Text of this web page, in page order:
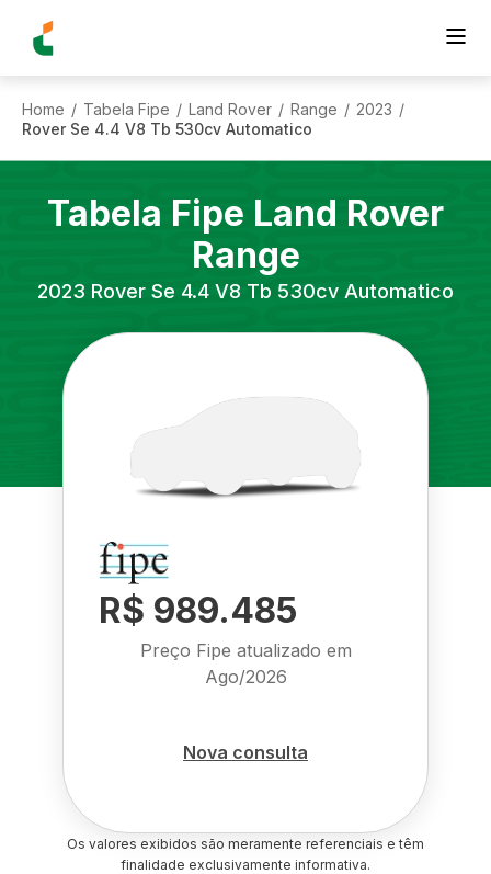
Home / Tabela Fipe / Land Rover / Range / 2023 /
Rover Se 4.4 V8 Tb 530cv Automatico
Tabela Fipe Land Rover
Range
2023 Rover Se 4.4 V8 Tb 530cv Automatico
R$ 989.485
Preço Fipe atualizado em
Ago/2026
Nova consulta
Os valores exibidos são meramente referenciais e têm
finalidade exclusivamente informativa.